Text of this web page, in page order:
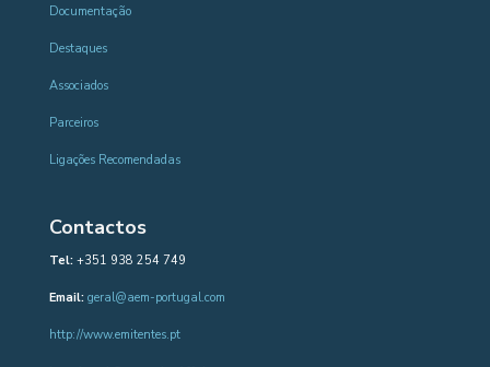
Documentação
Destaques
Associados
Parceiros
Ligações Recomendadas
Contactos
Tel:+351 938 254 749
Email: geral@aem-portugal.com
http://www.emitentes.pt